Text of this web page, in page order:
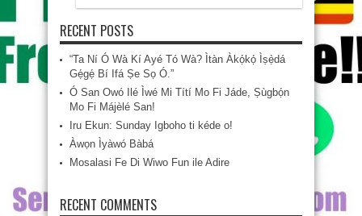
RECENT POSTS
“Ta Ní Ó Wà Kí Ayé Tó Wà? Ìtàn Àkọ́kọ́ Ìṣẹ̀dá
Gẹ́gẹ́ Bí Ifá Ṣe Sọ Ó.”
Ó San Owó Ilé Ìwé Mi Títí Mo Fi Jáde, Ṣùgbọ́n
Mo Fi Májèlé San!
Iru Ekun: Sunday Igboho ti kéde o!
Àwọn Ìyàwó Bàbá
Mosalasi Fe Di Wiwo Fun ile Adire
RECENT COMMENTS